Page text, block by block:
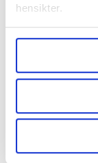
hensikter.
Undermer info
data behandles
brukes. Du kan
samtykke fra
LO Medias
og fontene.no
lære hvordan
Vi skriver
sektor,
hotell og
Les mer